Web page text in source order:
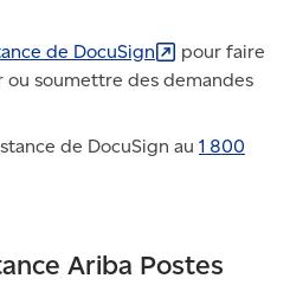
de DocuSign
pour faire
ou soumettre des demandes
de DocuSign au 1 800
Ariba Postes